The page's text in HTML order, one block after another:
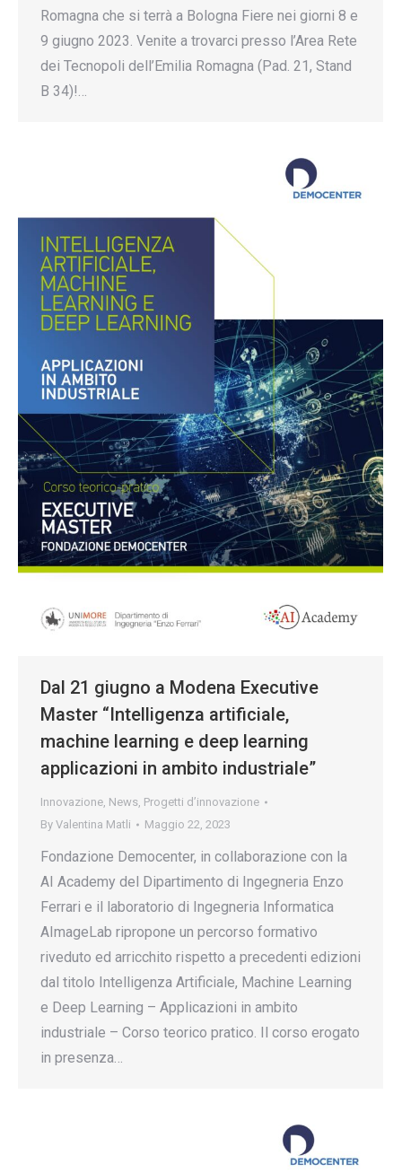
Romagna che si terrà a Bologna Fiere nei giorni 8 e
9 giugno 2023. Venite a trovarci presso l’Area Rete
dei Tecnopoli dell’Emilia Romagna (Pad. 21, Stand
B 34)!…
Dal 21 giugno a Modena Executive
Master “Intelligenza artificiale,
machine learning e deep learning
applicazioni in ambito industriale”
Innovazione, News, Progetti d’innovazione
By Valentina Matli Maggio 22, 2023
Fondazione Democenter, in collaborazione con la
AI Academy del Dipartimento di Ingegneria Enzo
Ferrari e il laboratorio di Ingegneria Informatica
AImageLab ripropone un percorso formativo
riveduto ed arricchito rispetto a precedenti edizioni
dal titolo Intelligenza Artificiale, Machine Learning
e Deep Learning – Applicazioni in ambito
industriale – Corso teorico pratico. Il corso erogato
in presenza…